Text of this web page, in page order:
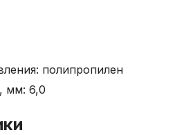
полипропилен
мм: 6,0